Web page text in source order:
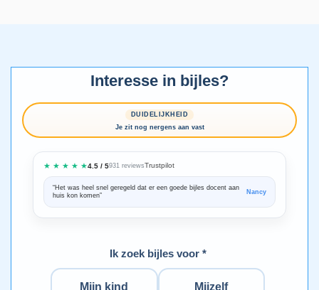
Interesse in bijles?
DUIDELIJKHEID
Je zit nog nergens aan vast
★ ★ ★ ★ ★4.5 / 5931 reviewsTrustpilot
“Het was heel snel geregeld dat er een goede bijles docent aan
huis kon komen”
Nancy
Ik zoek bijles voor *
Mijn kind Mijzelf